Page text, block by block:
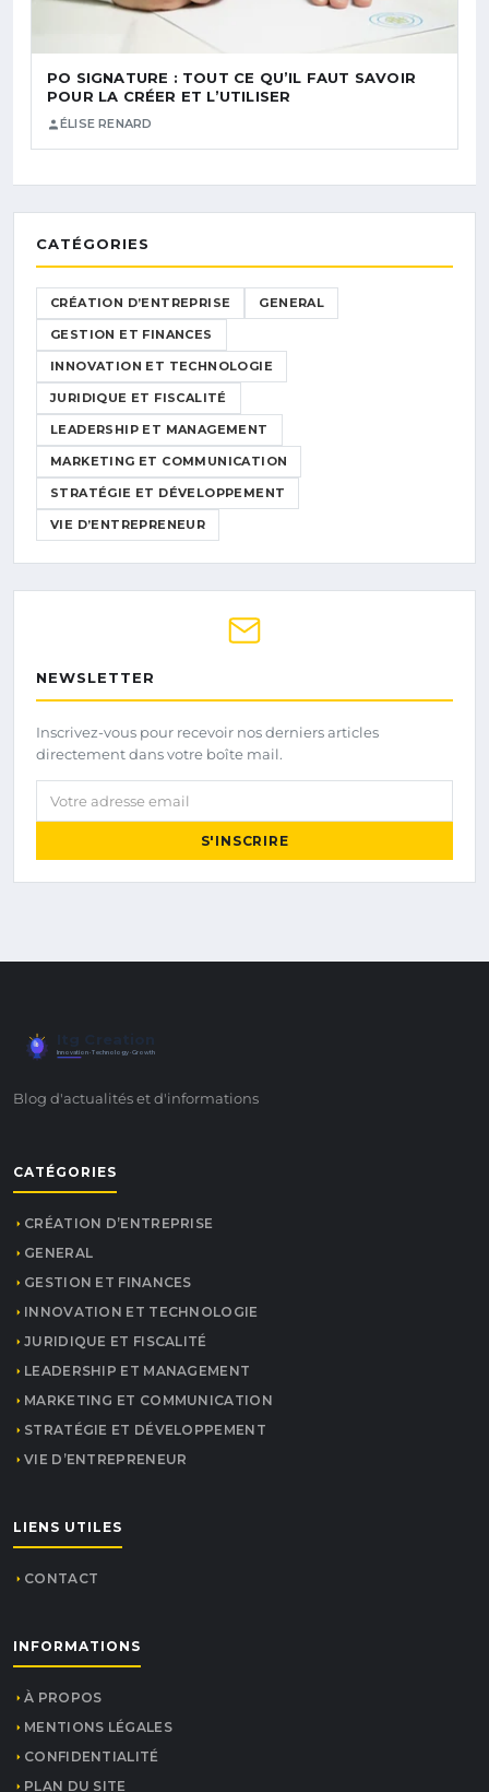
PO SIGNATURE : TOUT CE QU’IL FAUT SAVOIR
POUR LA CRÉER ET L’UTILISER
ÉLISE RENARD
CATÉGORIES
CRÉATION D’ENTREPRISE GENERAL
GESTION ET FINANCES
INNOVATION ET TECHNOLOGIE
JURIDIQUE ET FISCALITÉ
LEADERSHIP ET MANAGEMENT
MARKETING ET COMMUNICATION
STRATÉGIE ET DÉVELOPPEMENT
VIE D’ENTREPRENEUR
NEWSLETTER
Inscrivez-vous pour recevoir nos derniers articles
directement dans votre boîte mail.
Votre adresse email
S'INSCRIRE
Itg Creation
Innovation · Technology · Growth
Blog d'actualités et d'informations
CATÉGORIES
CRÉATION D’ENTREPRISE
GENERAL
GESTION ET FINANCES
INNOVATION ET TECHNOLOGIE
JURIDIQUE ET FISCALITÉ
LEADERSHIP ET MANAGEMENT
MARKETING ET COMMUNICATION
STRATÉGIE ET DÉVELOPPEMENT
VIE D’ENTREPRENEUR
LIENS UTILES
CONTACT
INFORMATIONS
À PROPOS
MENTIONS LÉGALES
CONFIDENTIALITÉ
PLAN DU SITE